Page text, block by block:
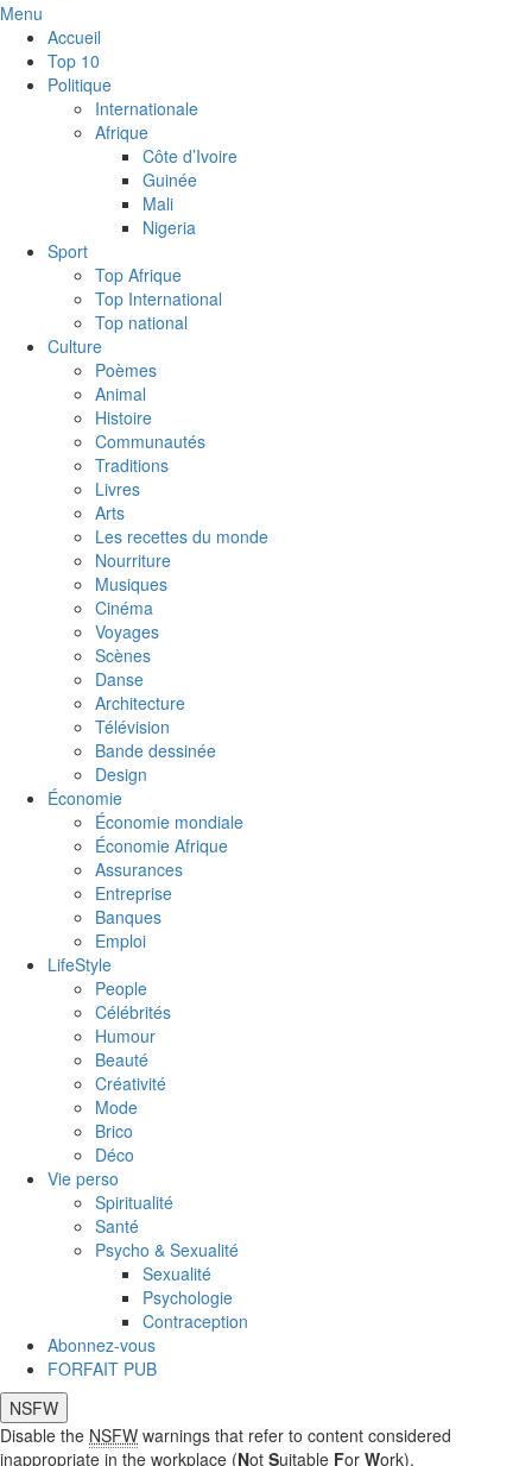
Menu
Accueil
Top 10
Politique
Internationale
Afrique
Côte d’Ivoire
Guinée
Mali
Nigeria
Sport
Top Afrique
Top International
Top national
Culture
Poèmes
Animal
Histoire
Communautés
Traditions
Livres
Arts
Les recettes du monde
Nourriture
Musiques
Cinéma
Voyages
Scènes
Danse
Architecture
Télévision
Bande dessinée
Design
Économie
Économie mondiale
Économie Afrique
Assurances
Entreprise
Banques
Emploi
LifeStyle
People
Célébrités
Humour
Beauté
Créativité
Mode
Brico
Déco
Vie perso
Spiritualité
Santé
Psycho & Sexualité
Sexualité
Psychologie
Contraception
Abonnez-vous
FORFAIT PUB
NSFW
Disable the NSFW warnings that refer to content considered
inappropriate in the workplace (Not Suitable For Work).